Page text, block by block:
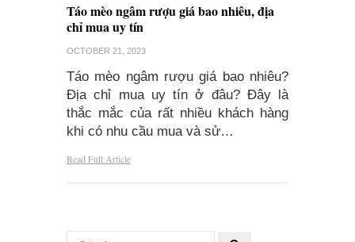
Táo mèo ngâm rượu giá bao nhiêu, địa
chỉ mua uy tín
OCTOBER 21, 2023
Táo mèo ngâm rượu giá bao nhiêu?
Địa chỉ mua uy tín ở đâu? Đây là
thắc mắc của rất nhiều khách hàng
khi có nhu cầu mua và sử…
Read Full Article